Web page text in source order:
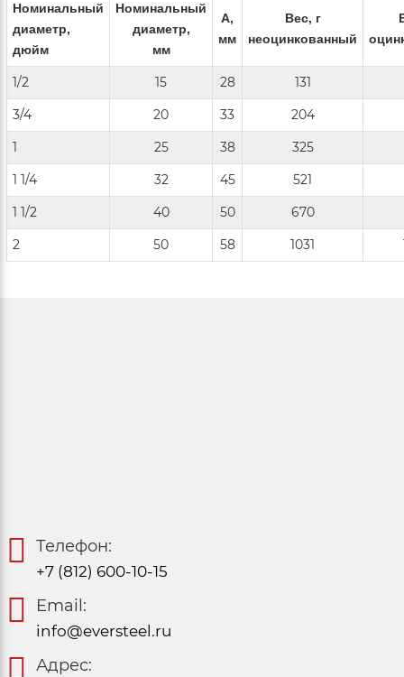
Номинальный
диаметр,
дюйм
Номинальный
диаметр,
мм
А,
мм
Вес, г
неоцинкованный
1/2 15 28
131
3/4
20 33
204
1
25 38
325
1 1/4
32 45
521
1 1/2
40 50
670
2
50 58 1031
Телефон:
+7 (812) 600-10-15
Email:
info@eversteel.ru
Адрес: